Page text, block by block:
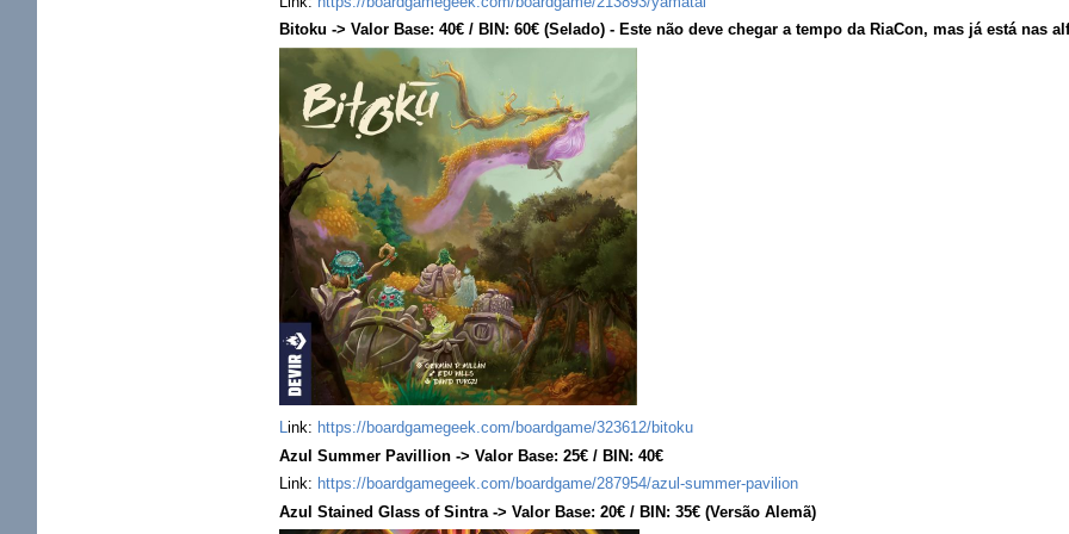
Bitoku -> Valor Base: 40€ / BIN: 60€ (Selado) - Este não deve chegar a tempo da RiaCon, mas já está nas
Link: https://boardgamegeek.com/boardgame/323612/bitoku
Azul Summer Pavillion -> Valor Base: 25€ / BIN: 40€
Link: https://boardgamegeek.com/boardgame/287954/azul-summer-pavilion
Azul Stained Glass of Sintra -> Valor Base: 20€ / BIN: 35€ (Versão Alemã)